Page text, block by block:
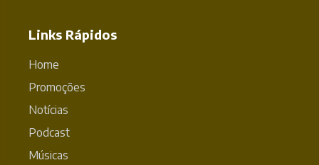
Links Rápidos
Home
Promoções
Notícias
Podcast
Músicas